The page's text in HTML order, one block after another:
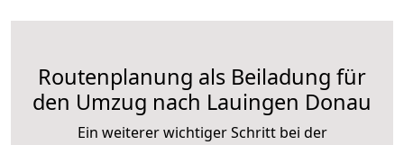
Routenplanung als Beiladung für
den Umzug nach Lauingen Donau
Ein weiterer wichtiger Schritt bei der